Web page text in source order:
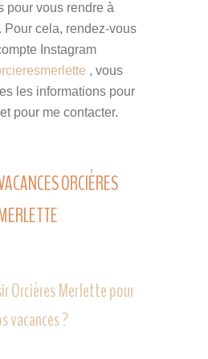
pour vous rendre à
Pour cela, rendez-vous
Instagram
, vous
les informations pour
pour me contacter.
ORCIÈRES
Orcières Merlette pour
vacances ?